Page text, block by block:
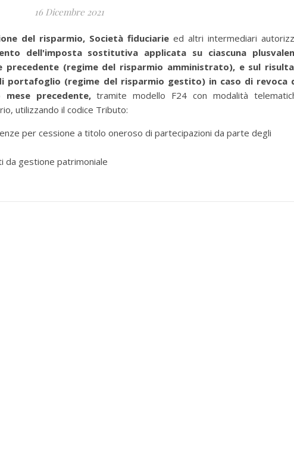
16 Dicembre 2021
del risparmio, Società fiduciarie ed altri intermediari
dell'imposta sostitutiva applicata su ciascuna
precedente (regime del risparmio amministrato), e sul
portafoglio (regime del risparmio gestito) in caso di revoca
mese precedente,tramite modello F24 con modalità
utilizzando il codice Tributo:
per cessione a titolo oneroso di partecipazioni da parte degli
da gestione patrimoniale